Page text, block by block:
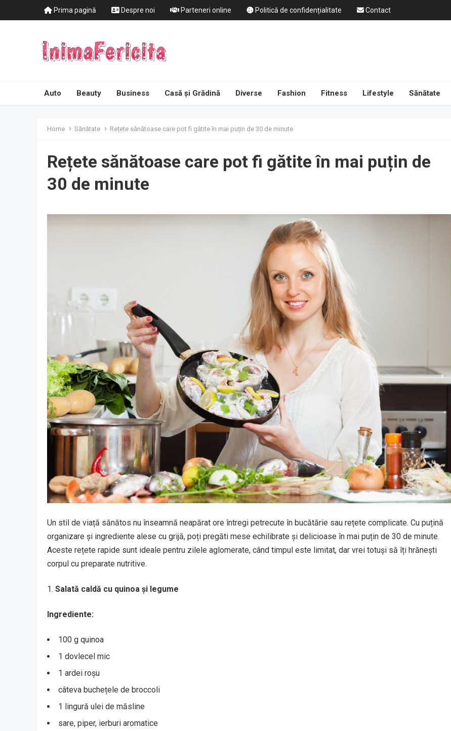
Prima pagină Despre noi Parteneri online Politică de confidențialitate Contact
Auto Beauty Business Casă și Grădină Diverse Fashion Fitness Lifestyle Sănătate
Home Sănătate Rețete sănătoase care pot fi gătite în mai puțin de 30 de minute
Rețete sănătoase care pot fi gătite în mai puțin de
30 de minute
Un stil de viață sănătos nu înseamnă neapărat ore întregi petrecute în bucătărie sau rețete complicate. Cu puțină
organizare și ingrediente alese cu grijă, poți pregăti mese echilibrate și delicioase în mai puțin de 30 de minute.
Aceste rețete rapide sunt ideale pentru zilele aglomerate, când timpul este limitat, dar vrei totuși să îți hrănești
corpul cu preparate nutritive.
Salată caldă cu quinoa și legume
Ingrediente:
100 g quinoa
1 dovlecel mic
1 ardei roșu
câteva buchețele de broccoli
1 lingură ulei de măsline
sare, piper, ierburi aromatice